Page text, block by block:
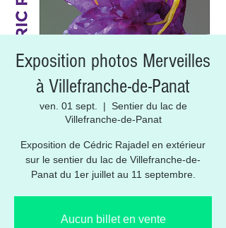
Exposition photos Merveilles
à Villefranche-de-Panat
ven. 01 sept.
  |
Sentier du lac de
Villefranche-de-Panat
Exposition de Cédric Rajadel en extérieur
sur le sentier du lac de Villefranche-de-
Panat du 1er juillet au 11 septembre.
Aucun billet en vente